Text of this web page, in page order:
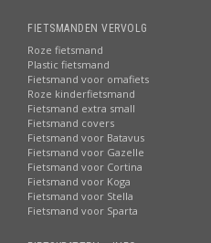
FIETSMANDEN VERVOLG
Roze fietsmand
Plastic fietsmand
Fietsmand voor omafiets
Roze kinderfietsmand
Fietsmand extra small
Fietsmand covers
Fietsmand voor Batavus
Fietsmand voor Gazelle
Fietsmand voor Cortina
Fietsmand voor Koga
Fietsmand voor Stella
Fietsmand voor Sparta